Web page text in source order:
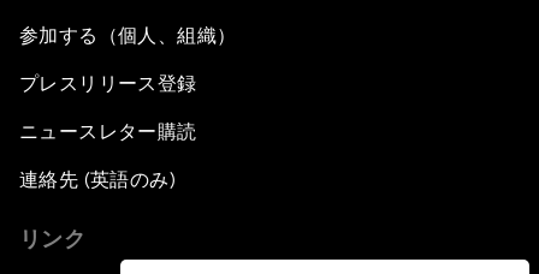
参加する（個人、組織）
プレスリリース登録
ニュースレター購読
連絡先 (英語のみ)
リンク